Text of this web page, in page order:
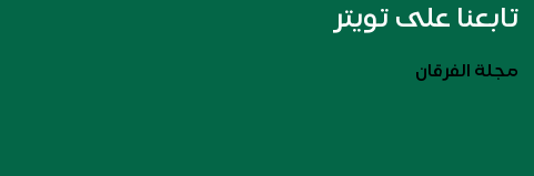
تابعنا على تويتر
مجلة الفرقان